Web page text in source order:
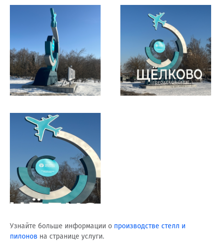
Узнайте больше информации о производстве стелл и
пилонов на странице услуги.